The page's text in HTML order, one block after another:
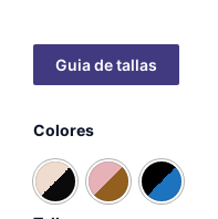
Colores
con
talón
envolvente
-